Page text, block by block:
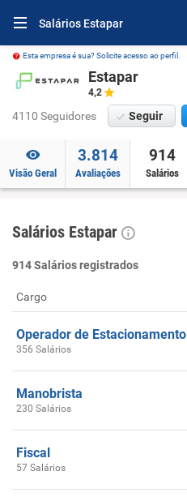
Salários Estapar
Esta empresa é sua? Solicite acesso ao perfil.
Estapar
4,2
4110 Seguidores Seguir
Visão Geral
3.814
Avaliações
914
Salários
Salários Estapar
914 Salários registrados
Cargo
Operador de Estacionamento
356 Salários
Manobrista
230 Salários
Fiscal
57 Salários